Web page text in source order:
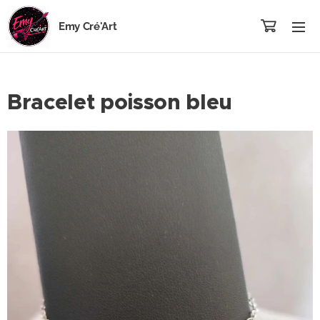
Emy Cré'Art
Bracelet poisson bleu